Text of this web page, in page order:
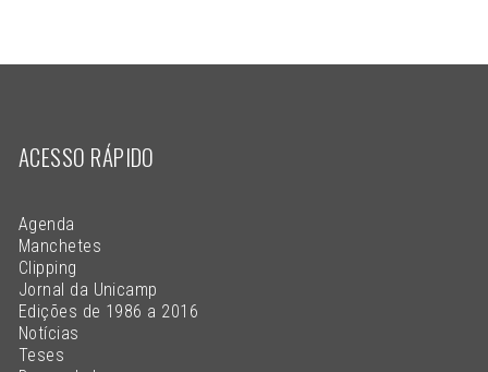
ACESSO RÁPIDO
Agenda
Manchetes
Clipping
Jornal da Unicamp
Edições de 1986 a 2016
Notícias
Teses